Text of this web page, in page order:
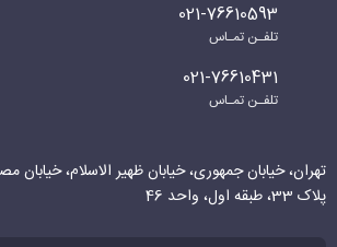
021-76610593
تلفـن تمـاس
021-76610431
تلفـن تمـاس
تهران، خیابان جمهوری، خیابان ظهیر الاسلام، خیابان
پلاک 33، طبقه اول، واحد 46